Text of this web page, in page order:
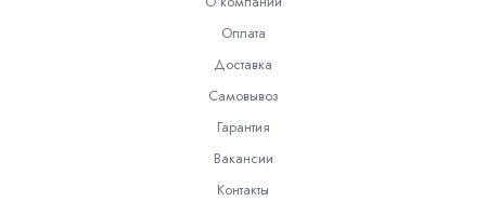
Оплата
Доставка
Самовывоз
Гарантия
Вакансии
Контакты